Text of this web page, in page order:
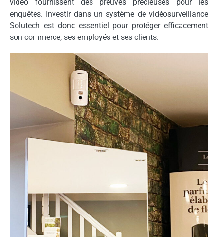
vidéo fournissent des preuves précieuses pour les
enquêtes. Investir dans un système de vidéosurveillance
Solutech est donc essentiel pour protéger efficacement
son commerce, ses employés et ses clients.